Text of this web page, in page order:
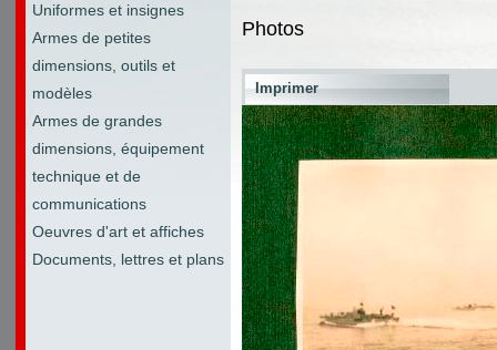
Uniformes et insignes
Armes de petites
dimensions, outils et
modèles
Armes de grandes
dimensions, équipement
technique et de
communications
Oeuvres d'art et affiches
Documents, lettres et plans
Photos
Imprimer